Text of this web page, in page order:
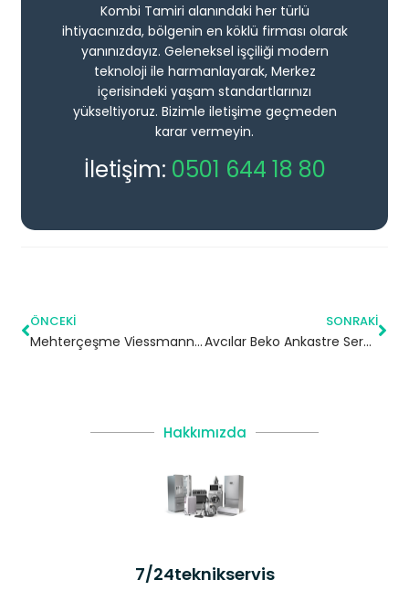
Kombi Tamiri alanındaki her türlü
ihtiyacınızda, bölgenin en köklü firması olarak
yanınızdayız. Geleneksel işçiliği modern
teknoloji ile harmanlayarak, Merkez
içerisindeki yaşam standartlarınızı
yükseltiyoruz. Bizimle iletişime geçmeden
karar vermeyin.
İletişim: 0501 644 18 80
ÖNCEKI
Mehterçeşme Viessmann Kombi Servisi – Esenyurt Yetkili Servis
SONRAKI
Avcılar Beko Ankastre Servisi
Hakkımızda
7/24teknikservis